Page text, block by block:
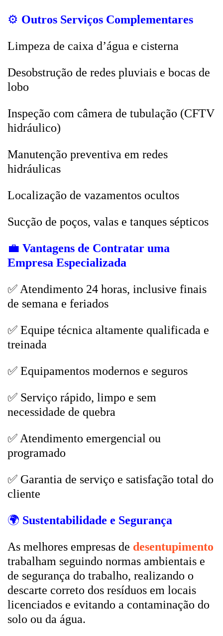
⚙️ Outros Serviços Complementares
Limpeza de caixa d’água e cisterna
Desobstrução de redes pluviais e bocas de
lobo
Inspeção com câmera de tubulação (CFTV
hidráulico)
Manutenção preventiva em redes
hidráulicas
Localização de vazamentos ocultos
Sucção de poços, valas e tanques sépticos
💼 Vantagens de Contratar uma
Empresa Especializada
✅ Atendimento 24 horas, inclusive finais
de semana e feriados
✅ Equipe técnica altamente qualificada e
treinada
✅ Equipamentos modernos e seguros
✅ Serviço rápido, limpo e sem
necessidade de quebra
✅ Atendimento emergencial ou
programado
✅ Garantia de serviço e satisfação total do
cliente
🌍 Sustentabilidade e Segurança
As melhores empresas de desentupimento
trabalham seguindo normas ambientais e
de segurança do trabalho, realizando o
descarte correto dos resíduos em locais
licenciados e evitando a contaminação do
solo ou da água.